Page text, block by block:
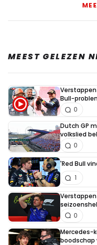
MEEST GELEZEN
Bull-
0
Dutch GP
volkslied
0
'Red Bull
1
0
Mercedes-
boodschap